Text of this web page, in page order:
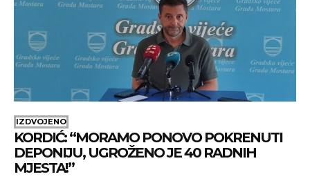
IZDVOJENO
KORDIĆ: “MORAMO PONOVO POKRENUTI
DEPONIJU, UGROŽENO JE 40 RADNIH
MJESTA!”